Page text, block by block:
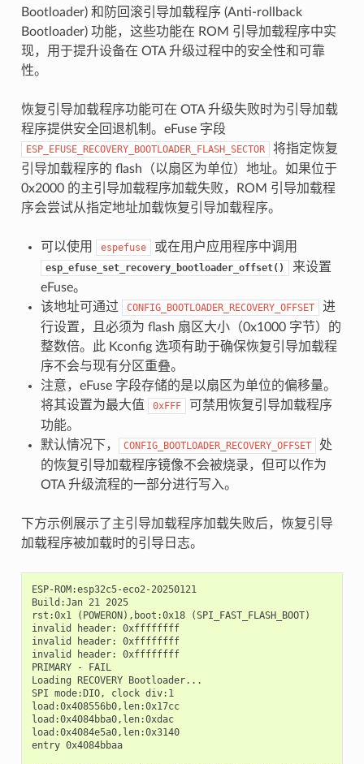
Bootloader) 和防回滚引导加载程序 (Anti-rollback
Bootloader) 功能，这些功能在 ROM 引导加载程序中实
现，用于提升设备在 OTA 升级过程中的安全性和可靠
性。
恢复引导加载程序功能可在 OTA 升级失败时为引导加载
程序提供安全回退机制。eFuse 字段
ESP_EFUSE_RECOVERY_BOOTLOADER_FLASH_SECTOR
将指定恢复
引导加载程序的 flash（以扇区为单位）地址。如果位于
0x2000 的主引导加载程序加载失败，ROM 引导加载程
序会尝试从指定地址加载恢复引导加载程序。
可以使用 espefuse 或在用户应用程序中调用
esp_efuse_set_recovery_bootloader_offset()
来设置
eFuse。
该地址可通过
CONFIG_BOOTLOADER_RECOVERY_OFFSET
进
行设置，且必须为 flash 扇区大小（0x1000 字节）的
整数倍。此 Kconfig 选项有助于确保恢复引导加载程
序不会与现有分区重叠。
注意，eFuse 字段存储的是以扇区为单位的偏移量。
将其设置为最大值
0xFFF
可禁用恢复引导加载程序
功能。
默认情况下，
CONFIG_BOOTLOADER_RECOVERY_OFFSET
处
的恢复引导加载程序镜像不会被烧录，但可以作为
OTA 升级流程的一部分进行写入。
下方示例展示了主引导加载程序加载失败后，恢复引导
加载程序被加载时的引导日志。
ESP-ROM:esp32c5-eco2-20250121
Build:Jan 21 2025
rst:0x1 (POWERON),boot:0x18 (SPI_FAST_FLASH_BOOT)
invalid header: 0xffffffff
invalid header: 0xffffffff
invalid header: 0xffffffff
PRIMARY - FAIL
Loading RECOVERY Bootloader...
SPI mode:DIO, clock div:1
load:0x408556b0,len:0x17cc
load:0x4084bba0,len:0xdac
load:0x4084e5a0,len:0x3140
entry 0x4084bbaa